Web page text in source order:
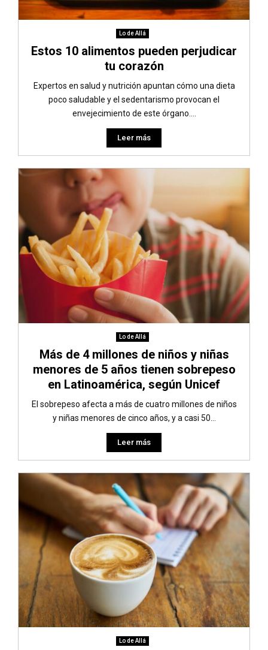
Lo de Allá
Estos 10 alimentos pueden perjudicar
tu corazón
Expertos en salud y nutrición apuntan cómo una dieta
poco saludable y el sedentarismo provocan el
envejecimiento de este órgano....
Leer más
Lo de Allá
Más de 4 millones de niños y niñas
menores de 5 años tienen sobrepeso
en Latinoamérica, según Unicef
El sobrepeso afecta a más de cuatro millones de niños
y niñas menores de cinco años, y a casi 50...
Leer más
Lo de Allá